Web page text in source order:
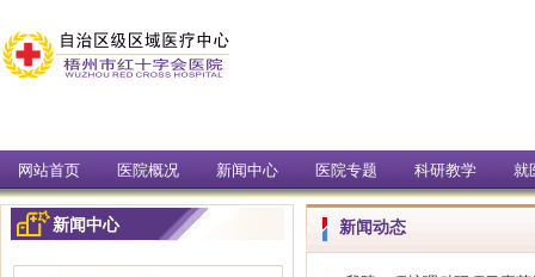
网站首页 医院概况 新闻中心 医院专题 科研教学 就
新闻中心 新闻动态